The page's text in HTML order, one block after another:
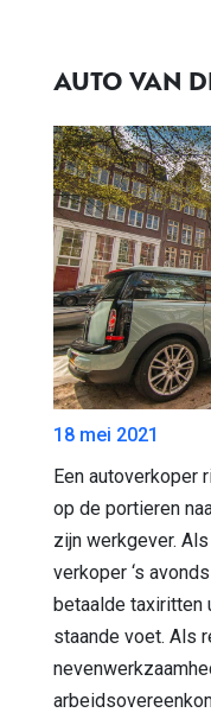
AUTO VAN
18 mei 2021
Een autoverkoper
op de portieren
zijn werkgever.
verkoper ‘s
betaalde taxiritten
staande voet. Als